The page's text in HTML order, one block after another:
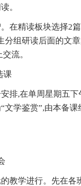
。
在精读板块选择2
分组研读后面的文
流。
课
排,在单周星期五
文学鉴赏”,由本备课
教学进行。先在各